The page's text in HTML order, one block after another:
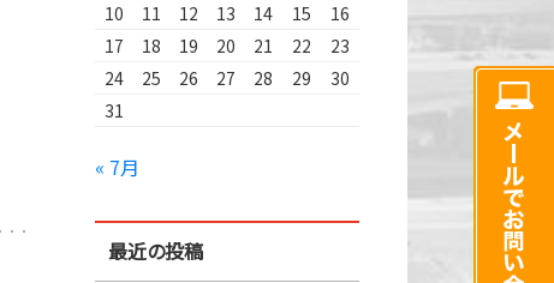
10
11 12 13 14 15
16
17
18 19 20 21 22
23
24
25 26 27 28 29
30
31
« 7月
最近の投稿